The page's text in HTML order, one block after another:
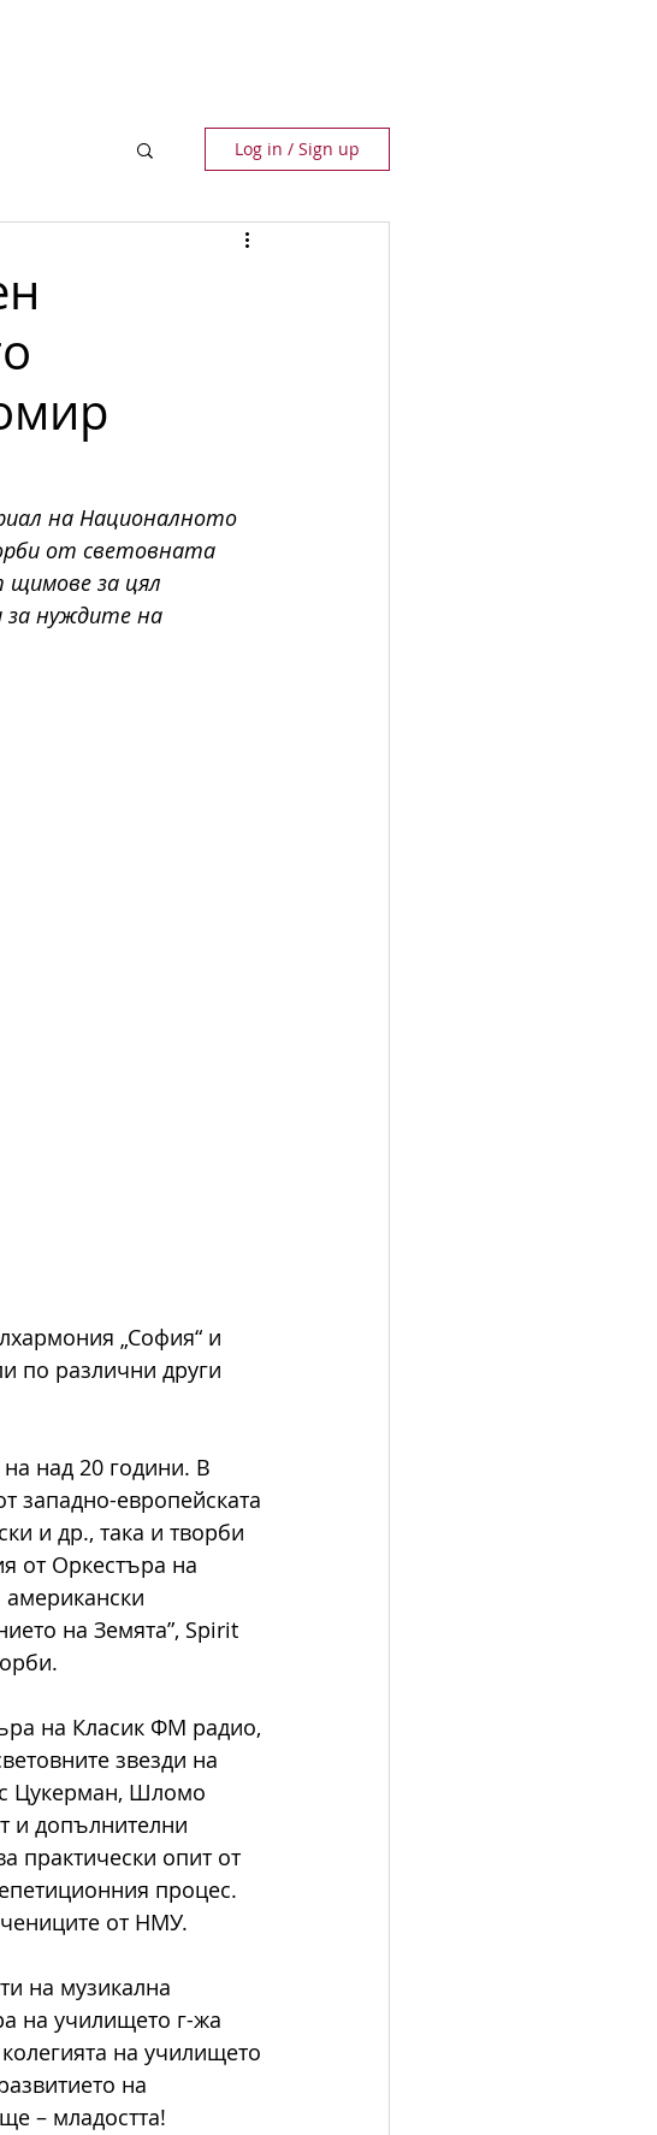
Log in / Sign up
на Националното
от световната
за цял
за нуждите на
„София“ и
по различни други
над 20 години. В
западно-европейската
и др., така и творби
от Оркестъра на
на Земята”, Spirit
на Класик ФМ радио,
звезди на
Цукерман, Шломо
и допълнителни
практически опит от
процес.
от НМУ.
на музикална
на училището г-жа
на училището
на
– младостта!